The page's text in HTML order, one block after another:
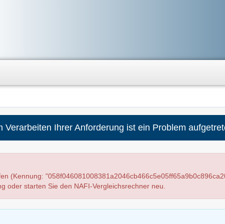
Verarbeiten Ihrer Anforderung ist ein Problem
(Kennung:
oder starten Sie den NAFI-Vergleichsrechner neu.